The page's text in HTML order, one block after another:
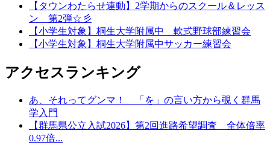
【タウンわたらせ連動】2学期からのスクール＆レッス
ン 第2弾☆彡
【小学生対象】桐生大学附属中 軟式野球部練習会
【小学生対象】桐生大学附属中サッカー練習会
アクセスランキング
あ、それってグンマ！ 「を」の言い方から覗く群馬
学入門
【群馬県公立入試2026】第2回進路希望調査 全体倍率
0.97倍...